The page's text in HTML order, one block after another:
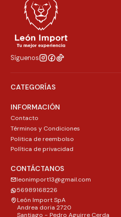
Síguenos
CATEGORÍAS
INFORMACIÓN
Contacto
Términos y Condiciones
Politica de reembolso
Política de privacidad
CONTÁCTANOS
leonimport13@gmail.com
56989168226
León Import SpA
Andrea doria 2720
Santiago - Pedro Aguirre Cerda